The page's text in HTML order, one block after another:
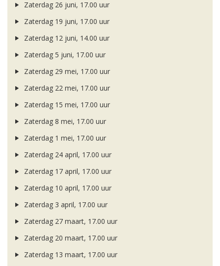
Zaterdag 26 juni, 17.00 uur
Zaterdag 19 juni, 17.00 uur
Zaterdag 12 juni, 14.00 uur
Zaterdag 5 juni, 17.00 uur
Zaterdag 29 mei, 17.00 uur
Zaterdag 22 mei, 17.00 uur
Zaterdag 15 mei, 17.00 uur
Zaterdag 8 mei, 17.00 uur
Zaterdag 1 mei, 17.00 uur
Zaterdag 24 april, 17.00 uur
Zaterdag 17 april, 17.00 uur
Zaterdag 10 april, 17.00 uur
Zaterdag 3 april, 17.00 uur
Zaterdag 27 maart, 17.00 uur
Zaterdag 20 maart, 17.00 uur
Zaterdag 13 maart, 17.00 uur